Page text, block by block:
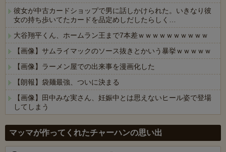
彼女が中古カードショップで男に話しかけられた。いきなり彼
女の持ち歩いてたカードを品定めしだしたらしく…
大谷翔平くん、ホームラン王まで7本差ｗｗｗｗｗｗｗｗｗｗ
【画像】サムライマックのソース抜きとかいう暴挙ｗｗｗｗｗ
【画像】ラーメン屋での出来事を漫画化した
【朗報】袋麺最強、ついに決まる
【画像】田中みな実さん、妊娠中とは思えないヒール姿で登場
してしまう
マッマが作ってくれたチャーハンの思い出